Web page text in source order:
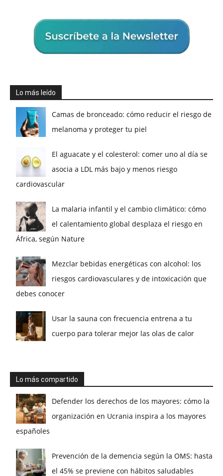
Lo más leído
Camas de bronceado: cómo reducir el riesgo de
melanoma y proteger tu piel
El aguacate y el colesterol: comer uno al día se
asocia a LDL más bajo y menos riesgo
cardiovascular
La malaria infantil y el cambio climático: cómo
el calentamiento global desplaza el riesgo en
África, según Nature
Mezclar bebidas energéticas con alcohol: los
riesgos cardiovasculares y de intoxicación que
debes conocer
Usar la sauna con frecuencia entrena a tu
cuerpo para tolerar mejor las olas de calor
Lo más compartido
Defender los derechos de los mayores: cómo la
organización en Ucrania inspira a los mayores
españoles
Prevención de la demencia según la OMS: hasta
el 45% se previene con hábitos saludables